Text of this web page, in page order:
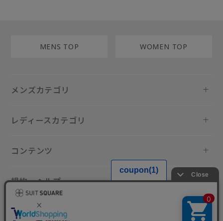
MENS TOP WOMEN TOP
メンズカテゴリ
レディースカテゴリ
コンテンツ
規約・ヘルプ